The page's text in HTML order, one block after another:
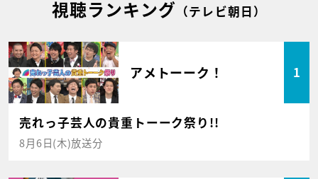
視聴ランキング （テレビ朝日）
アメトーーク！ 1
売れっ子芸人の貴重トーーク祭り!!
8月6日(木)放送分